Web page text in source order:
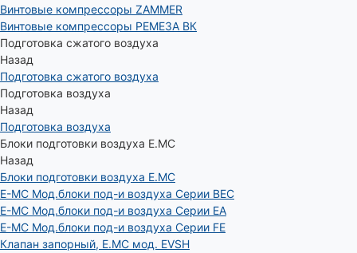
Винтовые компрессоры ZAMMER
Винтовые компрессоры РЕМЕЗА ВК
Подготовка сжатого воздуха
Назад
Подготовка сжатого воздуха
Подготовка воздуха
Назад
Подготовка воздуха
Блоки подготовки воздуха E.MC
Назад
Блоки подготовки воздуха E.MC
E-MC Мод.блоки под-и воздуха Серии BEC
E-MC Мод.блоки под-и воздуха Серии EA
E-MC Мод.блоки под-и воздуха Серии FE
Клапан запорный, E.MC мод. EVSH